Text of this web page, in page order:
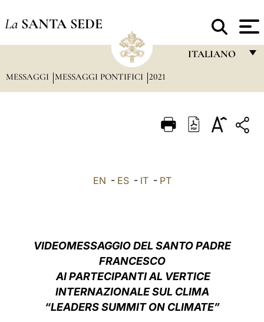
La SANTA SEDE
ITALIANO
ITALIANO
LATINE
MESSAGGI MESSAGGI PONTIFICI 2021
EN - ES- IT- PT
VIDEOMESSAGGIO DEL SANTO PADRE
FRANCESCO
AI PARTECIPANTI AL VERTICE
INTERNAZIONALE SUL CLIMA
“LEADERS SUMMIT ON CLIMATE”